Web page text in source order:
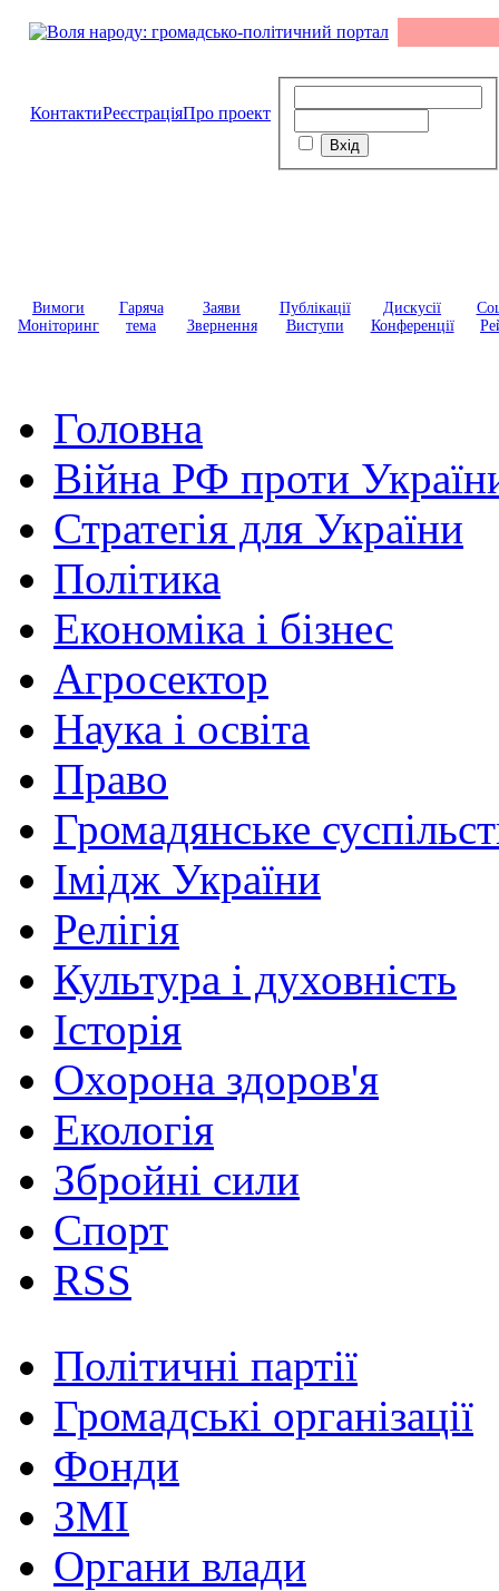
КонтактиРеєстраціяПро проект
Вимоги
Моніторинг
Гаряча
тема
Заяви
Звернення
Публікації
Виступи
Дискусії
Конференції
Головна
Війна РФ проти
Стратегія для України
Політика
Економіка і бізнес
Агросектор
Наука і освіта
Право
Громадянське
Імідж України
Релігія
Культура і духовність
Історія
Охорона здоров'я
Екологія
Збройні сили
Спорт
RSS
Політичні партії
Громадські організації
Фонди
ЗМІ
Органи влади